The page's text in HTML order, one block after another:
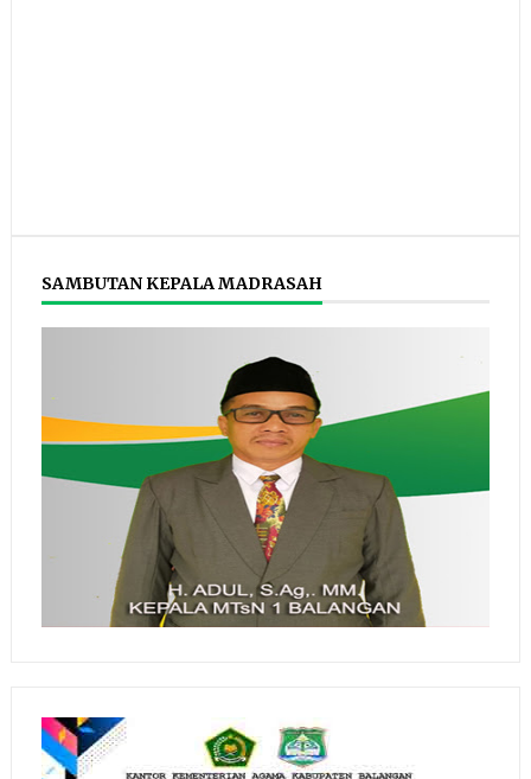
SAMBUTAN KEPALA MADRASAH